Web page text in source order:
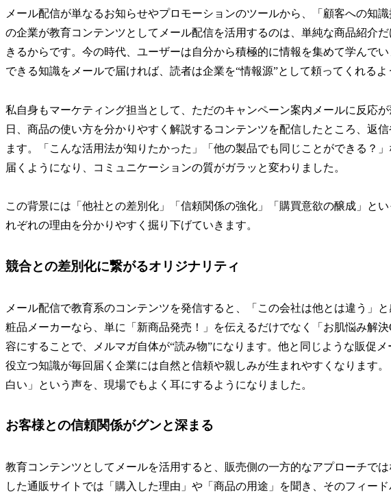
メール配信が単なるお知らせやプロモーションのツールから、「顧客への知
の企業が教育コンテンツとしてメール配信を活用するのは、単純な商品紹介
きるからです。今の時代、ユーザーは自分から積極的に情報を集めて学んで
できる知識をメールで届ければ、読者は企業を“情報源”として頼ってくれるよ
私自身もマーケティング担当として、ただのキャンペーン案内メールに反応
日、商品の使い方を分かりやすく解説するコンテンツを配信したところ、返
ます。「こんな活用法が知りたかった」「他の製品でも同じことができる？
届くようになり、コミュニケーションの質がガラッと変わりました。
この背景には「他社との差別化」「信頼関係の強化」「購買意欲の醸成」と
れぞれの理由を分かりやすく掘り下げていきます。
競合との差別化に繋がるオリジナリティ
メール配信で教育系のコンテンツを発信すると、「この会社は他とは違う」
粧品メーカーなら、単に「新商品発売！」を伝えるだけでなく「お肌悩み解
容にすることで、メルマガ自体が“読み物”になります。他と同じような販促
役立つ知識が毎回届く企業には自然と信頼や親しみが生まれやすくなります
白い」という声を、現場でもよく耳にするようになりました。
お客様との信頼関係がグンと深まる
教育コンテンツとしてメールを活用すると、販売側の一方的なアプローチで
した通販サイトでは「購入した理由」や「商品の用途」を聞き、そのフィー